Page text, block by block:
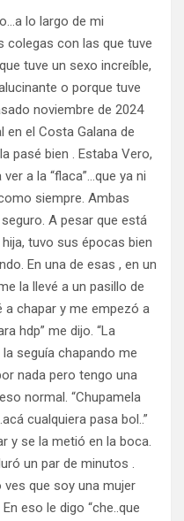
lo largo de mi
colegas con las que tuve
tuve un sexo increíble,
o porque tuve
noviembre de 2024
el Costa Galana de
pasé bien . Estaba Vero,
a la “flaca”…que ya ni
siempre. Ambas
A pesar que está
tuvo sus épocas bien
En una de esas , en un
la llevé a un pasillo de
a chapar y me empezó a
hdp” me dijo. “La
seguía chapando me
nada pero tengo una
normal. “Chupamela
cualquiera pasa bol..”
y se la metió en la boca.
un par de minutos .
ves que soy una mujer
eso le digo “che..que